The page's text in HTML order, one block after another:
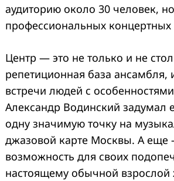
аудиторию около 30 человек, но
профессиональных концертных
Центр — это не только и не
репетиционная база ансамбля,
встречи людей с
Александр Водинский задумал
одну значимую точку на
джазовой карте Москвы. А еще
возможность для своих
настоящему обычной взрослой